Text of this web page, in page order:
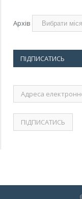
Архів
ПІДПИСАТИСЬ
Адреса
електронної